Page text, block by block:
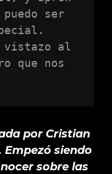
puedo ser
vistazo al
que nos
por Cristian
Empezó siendo
sobre las